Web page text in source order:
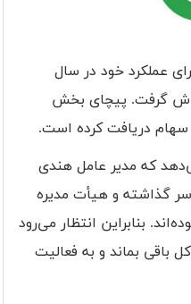
عملکرد خود در سال
دلار پاداش گرفت. پیچای بخش
سهام دریافت کرده است.
که مدیر عامل هندی
گذاشته و هیأت مدیره
بنابراین انتظار می‌رود
باقی بماند و به فعالیت